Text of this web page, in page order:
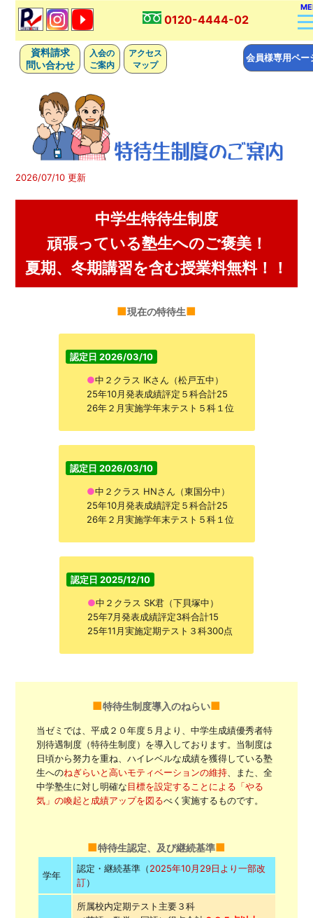
2026/07/10 更新
中学生特待生制度
頑張っている塾生へのご褒美！
夏期、冬期講習を含む授業料無料！！
現在の特待生
認定日 2026/03/10
●中２クラス IKさん（松戸五中）
25年10月発表成績評定５科合計25
26年２月実施学年末テスト５科１位
認定日 2026/03/10
●中２クラス HNさん（東国分中）
25年10月発表成績評定５科合計25
26年２月実施学年末テスト５科１位
認定日 2025/12/10
●中２クラス SK君（下貝塚中）
25年7月発表成績評定3科合計15
25年11月実施定期テスト３科300点
特待生制度導入のねらい
当ゼミでは、平成２０年度５月より、中学生成績優秀者特
別待遇制度（特待生制度）を導入しております。当制度は
日頃から努力を重ね、ハイレベルな成績を獲得している塾
生へのねぎらいと高いモティベーションの維持 、また、全
中学塾生に対し明確な目標を設定することによる「やる
気」の喚起と成績アップを図るべく実施するものです。
特待生認定、及び継続基準
学年
認定・継続基準（2025年10月29日より一部改
訂）
所属校内定期テスト主要３科
0120-4444-02
資料請求
問い合わせ
入会の
ご案内
アクセス
マップ
会員様専用ペー